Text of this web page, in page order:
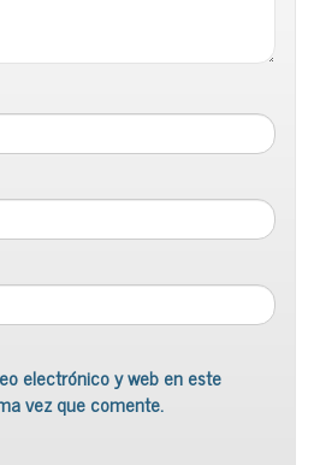
electrónico y web en este
vez que comente.